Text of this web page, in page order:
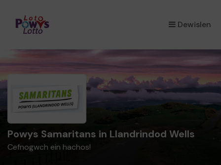
Dewislen
×
Powys Samaritans in Llandrindod Wells
Cefnogwch ein hachos!